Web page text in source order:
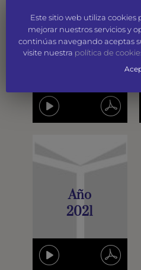
Año
Año
2021
Este sitio web utiliza cookies
mejorar nuestros servicios y
continúas navegando aceptas
visite nuestra política de